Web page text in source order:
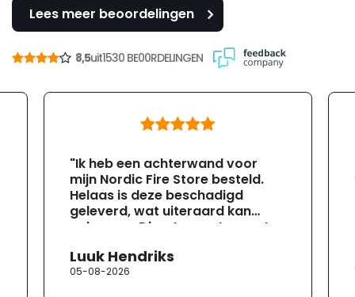
Lees meer beoordelingen
8,5uit1530 BE00RDELINGEN
"Ik heb een achterwand voor
mijn Nordic Fire Store besteld.
Helaas is deze beschadigd
geleverd, wat uiteraard kan
gebeuren. Direct na ontvangst
de klantenservice. Helaas
verloopt de communicatie erg
Luuk Hendriks
05-08-2026